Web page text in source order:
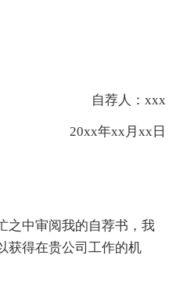
自荐人：xxx
20xx年xx月xx日
中审阅我的自荐书，我
获得在贵公司工作的机